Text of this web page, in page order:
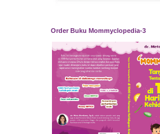
Order Buku Mommyclopedia-3